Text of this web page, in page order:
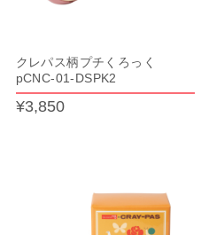
クレパス柄プチくろっく
pCNC-01-DSPK2
¥3,850